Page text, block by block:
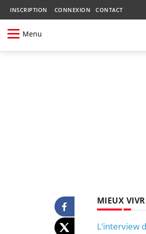
INSCRIPTION CONNEXION CONTACT
Menu
MIEUX
L’interview